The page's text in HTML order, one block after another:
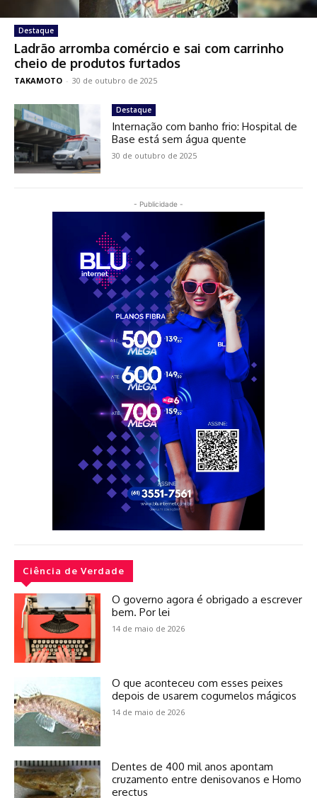
Destaque
Ladrão arromba comércio e sai com carrinho
cheio de produtos furtados
TAKAMOTO - 30 de outubro de 2025
Destaque
Internação com banho frio: Hospital de
Base está sem água quente
30 de outubro de 2025
- Publicidade -
Ciência de Verdade
O governo agora é obrigado a escrever
bem. Por lei
14 de maio de 2026
O que aconteceu com esses peixes
depois de usarem cogumelos mágicos
14 de maio de 2026
Dentes de 400 mil anos apontam
cruzamento entre denisovanos e Homo
erectus